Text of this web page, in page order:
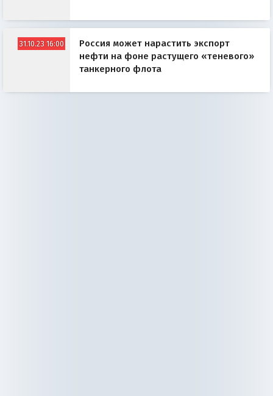
31.10.23 16:00
Россия может нарастить экспорт
нефти на фоне растущего «теневого»
танкерного флота